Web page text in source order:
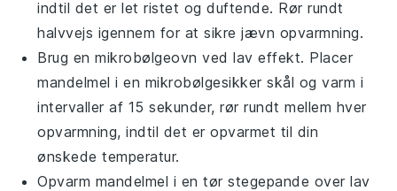
indtil det er let ristet og duftende. Rør rundt
halvvejs igennem for at sikre jævn opvarmning.
Brug en mikrobølgeovn ved lav effekt. Placer
mandelmel i en mikrobølgesikker skål og varm i
intervaller af 15 sekunder, rør rundt mellem hver
opvarmning, indtil det er opvarmet til din
ønskede temperatur.
Opvarm mandelmel i en tør stegepande over lav